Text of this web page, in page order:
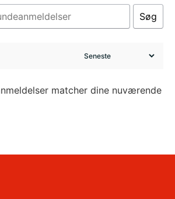
Søg
matcher dine nuværende